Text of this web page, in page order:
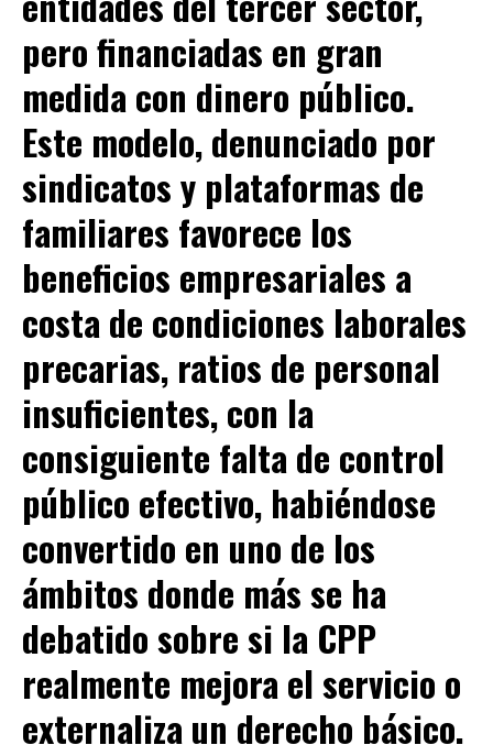
pero financiadas en gran
medida con dinero público.
Este modelo, denunciado por
sindicatos y plataformas de
familiares favorece los
beneficios empresariales a
costa de condiciones laborales
precarias, ratios de personal
insuficientes, con la
consiguiente falta de control
público efectivo, habiéndose
convertido en uno de los
ámbitos donde más se ha
debatido sobre si la CPP
realmente mejora el servicio o
externaliza un derecho básico.